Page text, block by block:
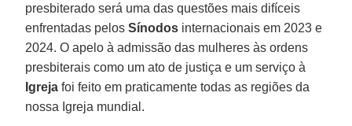
presbiterado será uma das questões mais difíceis
enfrentadas pelosSínodos internacionais em 2023 e
2024. O apelo à admissão das mulheres às ordens
presbiterais como um ato de justiça e um serviço à
Igreja foi feito em praticamente todas as regiões da
nossa Igreja mundial.